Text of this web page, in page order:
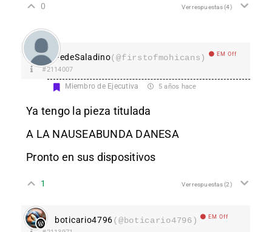
0 Ver respuestas(4)
FedeSaladino(@firstofmohicans) EM Off
#2114007
Miembro de Ejecutiva 5 años hace
Ya tengo la pieza titulada
A LA NAUSEABUNDA DANESA
Pronto en sus dispositivos
1 Ver respuestas(2)
boticario4796(@boticario4796) EM Off